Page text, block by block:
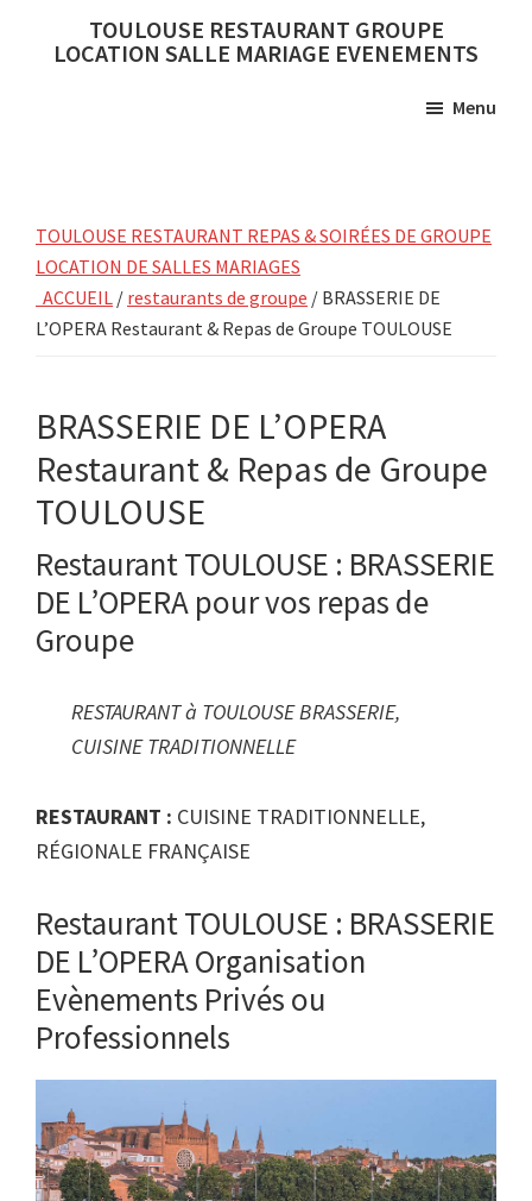
TOULOUSE RESTAURANT GROUPE
LOCATION SALLE MARIAGE EVENEMENTS
Menu
TOULOUSE RESTAURANT REPAS & SOIRÉES DE GROUPE
LOCATION DE SALLES MARIAGES
ACCUEIL / restaurants de groupe / BRASSERIE DE
L’OPERA Restaurant & Repas de Groupe TOULOUSE
BRASSERIE DE L’OPERA
Restaurant & Repas de Groupe
TOULOUSE
Restaurant TOULOUSE : BRASSERIE
DE L’OPERA pour vos repas de
Groupe
RESTAURANT à TOULOUSE BRASSERIE,
CUISINE TRADITIONNELLE
RESTAURANT : CUISINE TRADITIONNELLE,
RÉGIONALE FRANÇAISE
Restaurant TOULOUSE : BRASSERIE
DE L’OPERA Organisation
Evènements Privés ou
Professionnels